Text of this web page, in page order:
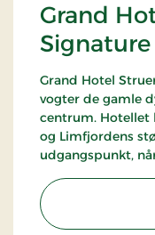
Grand
Signature
Grand Hotel
vogter de gamle
centrum. Hotellet
og Limfjordens
udgangspunkt,
Vesterhav